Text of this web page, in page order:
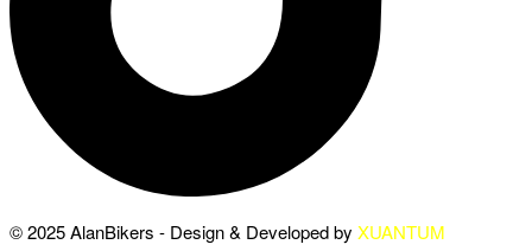
© 2025 AlanBikers - Design & Developed by XUANTUM